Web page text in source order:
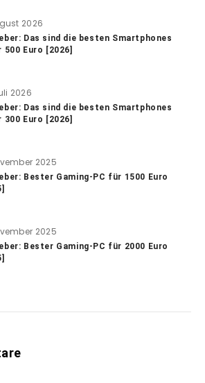
2026
Das sind die besten Smartphones
500 Euro [2026]
2026
Das sind die besten Smartphones
300 Euro [2026]
2025
Bester Gaming-PC für 1500 Euro
2025
Bester Gaming-PC für 2000 Euro